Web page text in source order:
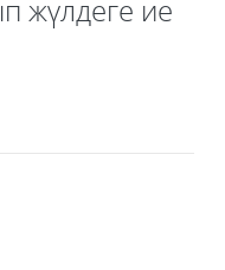
жүлдеге ие